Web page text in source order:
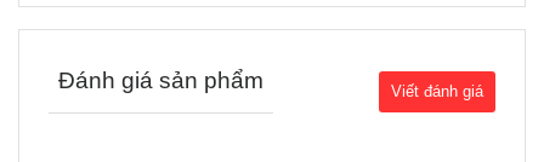
Đánh giá sản phẩm